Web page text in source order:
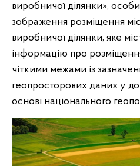
виробничої ділянки»,
зображення розміщення
виробничої ділянки, яке
інформацію про
чіткими межами із
геопросторових даних у
основі національного